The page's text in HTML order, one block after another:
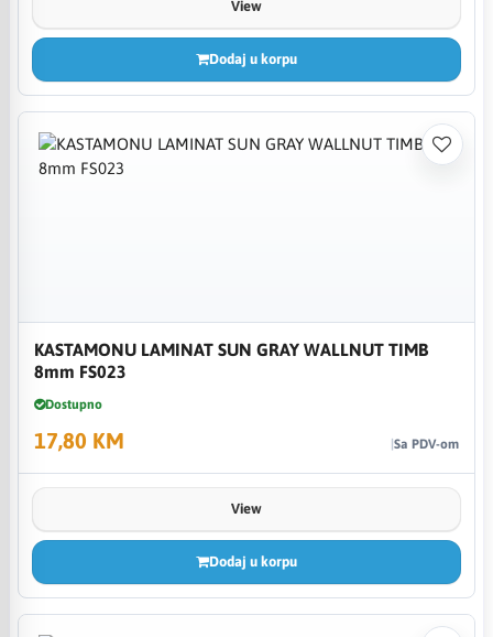
View
Dodaj u korpu
KASTAMONU LAMINAT SUN GRAY WALLNUT TIMB
8mm FS023
Dostupno
17,80 KM Sa PDV-om
View
Dodaj u korpu